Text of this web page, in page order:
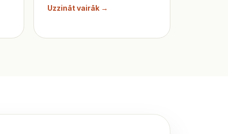
Uzzināt vairāk →